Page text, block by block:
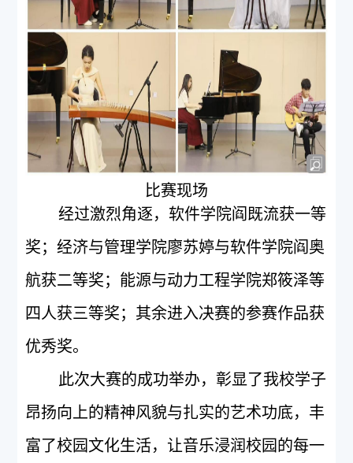
比赛现场
经过激烈角逐，软件学院阎既流获一等
奖；经济与管理学院廖苏婷与软件学院阎奥
航获二等奖；能源与动力工程学院郑筱泽等
四人获三等奖；其余进入决赛的参赛作品获
优秀奖。
此次大赛的成功举办，彰显了我校学子
昂扬向上的精神风貌与扎实的艺术功底，丰
富了校园文化生活，让音乐浸润校园的每一